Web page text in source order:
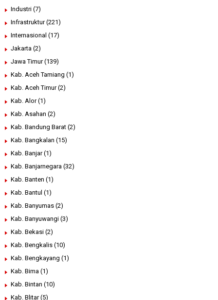
Industri (7)
Infrastruktur (221)
Internasional (17)
Jakarta (2)
Jawa Timur (139)
Kab. Aceh Tamiang (1)
Kab. Aceh Timur (2)
Kab. Alor (1)
Kab. Asahan (2)
Kab. Bandung Barat (2)
Kab. Bangkalan (15)
Kab. Banjar (1)
Kab. Banjarnegara (32)
Kab. Banten (1)
Kab. Bantul (1)
Kab. Banyumas (2)
Kab. Banyuwangi (3)
Kab. Bekasi (2)
Kab. Bengkalis (10)
Kab. Bengkayang (1)
Kab. Bima (1)
Kab. Bintan (10)
Kab. Blitar (5)